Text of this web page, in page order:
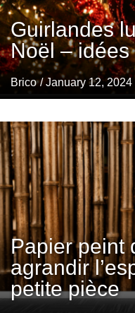
Guirlandes
Noël – idées
Brico / January 12, 2024
Papier peint
agrandir
petite pièce